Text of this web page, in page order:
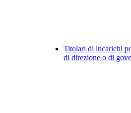
Titolari di incarichi
di direzione o di